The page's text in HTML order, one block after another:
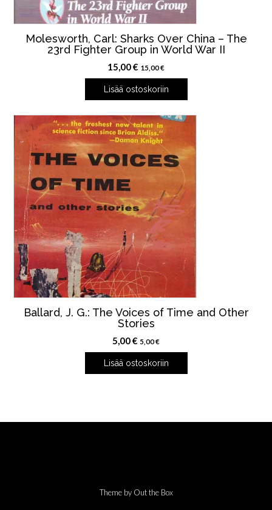
Molesworth, Carl: Sharks Over China – The
23rd Fighter Group in World War II
15,00€ 15,00€
Lisää ostoskoriin
Ballard, J. G.: The Voices of Time and Other
Stories
5,00€ 5,00€
Lisää ostoskoriin
Theme by Out the Box